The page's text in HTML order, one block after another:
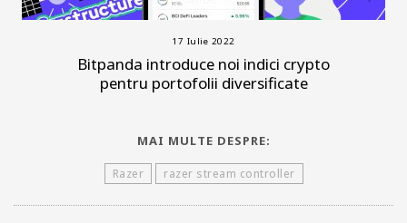
17 Iulie 2022
Bitpanda introduce noi indici crypto
pentru portofolii diversificate
MAI MULTE DESPRE:
Razer razer stream controller